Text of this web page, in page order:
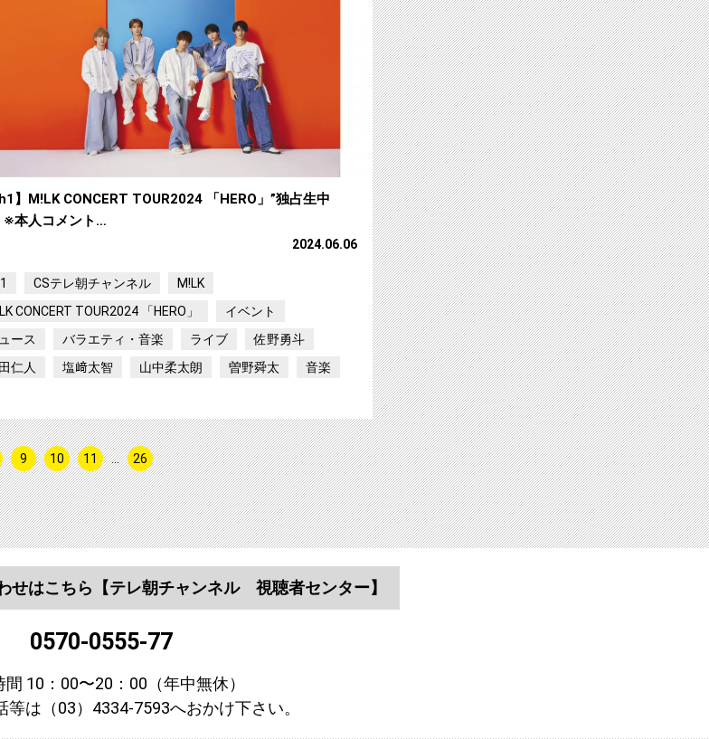
】M!LK CONCERT TOUR2024 「HERO」”独占生中
※本人コメント…
2024.06.06
CSテレ朝チャンネル
M!LK
CONCERT TOUR2024 「HERO」
イベント
ース
バラエティ・音楽 ライブ
佐野勇斗
仁人
塩﨑太智 山中柔太朗 曽野舜太 音楽
9 10 11 … 26
せはこちら 【テレ朝チャンネル 視聴者センター】
0570-0555-77
間 10：00〜20：00（年中無休）
等は（03）4334-7593へおかけ下さい。